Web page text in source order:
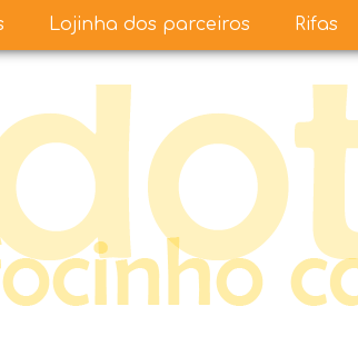
Lojinha dos parceiros Rifas